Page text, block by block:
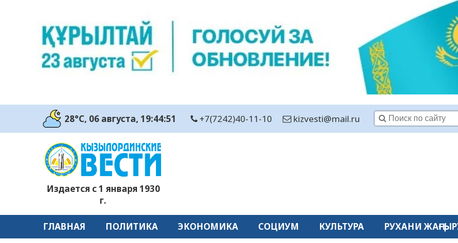
28°C, 06 августа, 19:44:52 +7(7242)40-11-10 kizvesti@mail.ru
Издается с 1 января 1930
г.
ГЛАВНАЯ ПОЛИТИКА ЭКОНОМИКА СОЦИУМ КУЛЬТУРА РУХАНИ